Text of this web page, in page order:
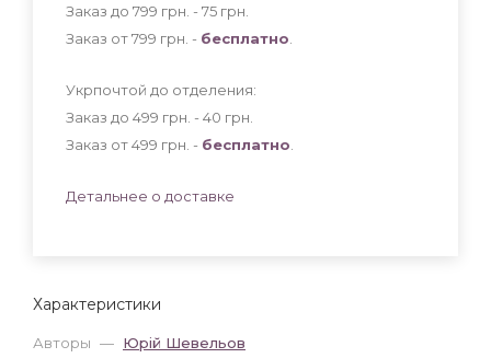
Характеристики
Авторы — Юрій Шевельов
Заказ до 799 грн. - 75 грн
Заказ от 799 грн. - бесплатно
Укрпочтой до отделения:
Заказ до 499 грн. - 40 грн
Заказ от 499 грн. - бесплатно
Детальнее о доставке